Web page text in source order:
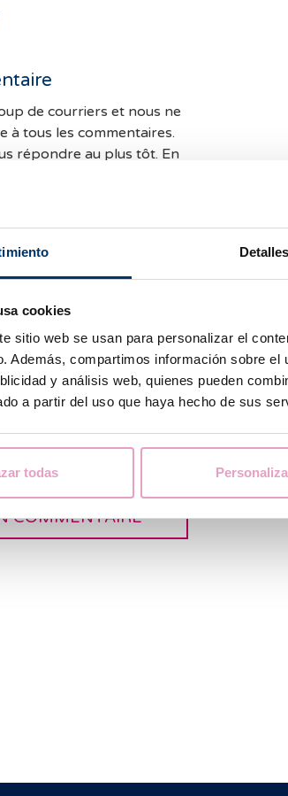
Detalles
cookies
sitio web se usan para personalizar el
Además, compartimos información sobre
y análisis web, quienes pueden
a partir del uso que haya hecho de sus
todas
de courriers et nous ne
à tous les commentaires.
répondre au plus tôt. En
de consulter nos
pourraient vous aider.
un * doivent être remplis